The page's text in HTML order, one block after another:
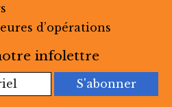
d’opérations
infolettre
S'abonner